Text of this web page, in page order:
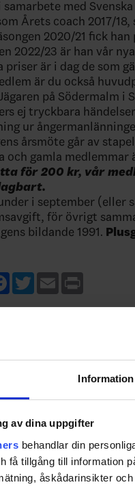
Information
av dina uppgifter
behandlar din
få tillgång till information
åskådarinsikter
samarbete med
Årets coach 2017/
2020/21 fick
2022/23 är han vår
priser är i dag de som
är du också
på Södermalm i
ej tryckbara
ur
årsmöte går av
och gamla medlemmar
för 200 kr, vår
i september (eller
för övrigt
bildande 1991.
Facebook
TwitterEmail